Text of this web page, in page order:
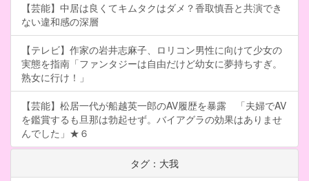
【芸能】中居は良くてキムタクはダメ？香取慎吾と共演でき
ない違和感の深層
【テレビ】作家の岩井志麻子、ロリコン男性に向けて少女の
実態を指南「ファンタジーは自由だけど幼女に夢持ちすぎ。
熟女に行け！」
【芸能】松居一代が船越英一郎のAV履歴を暴露 「夫婦でAV
を鑑賞するも旦那は勃起せず。バイアグラの効果はありませ
んでした」★６
タグ：大我